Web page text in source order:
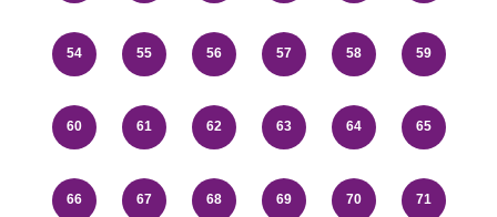
54 55 56 57 58 59
60 61 62 63 64 65
66 67 68 69 70 71